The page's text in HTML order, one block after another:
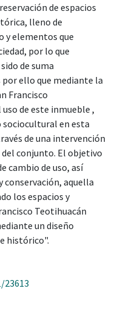
de espacios
lleno de
y elementos que
por lo que
de suma
ello que mediante la
Francisco
de este inmueble ,
en esta
de una intervención
del conjunto. El objetivo
cambio de uso, así
aquella
los espacios y
Teotihuacán
un diseño
histórico".
23613